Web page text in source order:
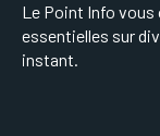
Le Point Info
essentielles sur
instant.